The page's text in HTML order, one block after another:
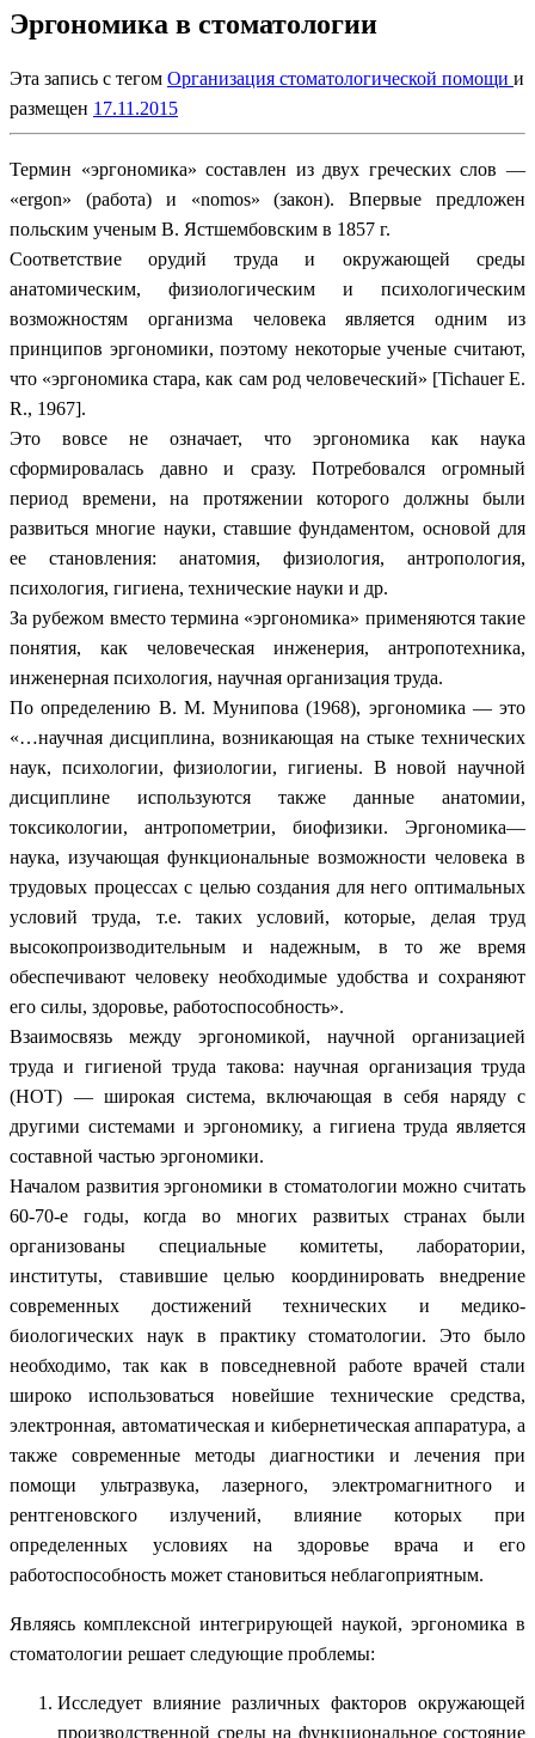
Эргономика в стоматологии
Эта запись с тегом Организация стоматологической помощи и
размещен 17.11.2015
Термин «эргономика» составлен из двух греческих слов —
«ergon» (работа) и «nomos» (закон). Впервые предложен
польским ученым В. Ястшембовским в 1857 г.
Соответствие орудий труда и окружающей среды
анатомическим, физиологическим и психологическим
возможностям организма человека является одним из
принципов эргономики, поэтому некоторые ученые считают,
что «эргономика стара, как сам род человеческий» [TichauerЕ.
R., 1967].
Это вовсе не означает, что эргономика как наука
сформировалась давно и сразу. Потребовался огромный
период времени, на протяжении которого должны были
развиться многие науки, ставшие фундаментом, основой для
ее становления: анатомия, физиология, антропология,
психология, гигиена, технические науки и др.
За рубежом вместо термина «эргономика» применяются такие
понятия, как человеческая инженерия, антропотехника,
инженерная психология, научная организация труда.
По определению В. М. Мунипова (1968), эргономика — это
«…научная дисциплина, возникающая на стыке технических
наук, психологии, физиологии, гигиены. В новой научной
дисциплине используются также данные анатомии,
токсикологии, антропометрии, биофизики. Эргономика—
наука, изучающая функциональные возможности человека в
трудовых процессах с целью создания для него оптимальных
условий труда, т.е. таких условий, которые, делая труд
высокопроизводительным и надежным, в то же время
обеспечивают человеку необходимые удобства и сохраняют
его силы, здоровье, работоспособность».
Взаимосвязь между эргономикой, научной организацией
труда и гигиеной труда такова: научная организация труда
(НОТ) — широкая система, включающая в себя наряду с
другими системами и эргономику, а гигиена труда является
составной частью эргономики.
Началом развития эргономики в стоматологии можно считать
60-70-е годы, когда во многих развитых странах были
организованы специальные комитеты, лаборатории,
институты, ставившие целью координировать внедрение
современных достижений технических и медико-
биологических наук в практику стоматологии. Это было
необходимо, так как в повседневной работе врачей стали
широко использоваться новейшие технические средства,
электронная, автоматическая и кибернетическая аппаратура, а
также современные методы диагностики и лечения при
помощи ультразвука, лазерного, электромагнитного и
рентгеновского излучений, влияние которых при
определенных условиях на здоровье врача и его
работоспособность может становиться неблагоприятным.
Являясь комплексной интегрирующей наукой, эргономика в
стоматологии решает следующие проблемы:
Исследует влияние различных факторов окружающей
производственной среды на функциональное состояние